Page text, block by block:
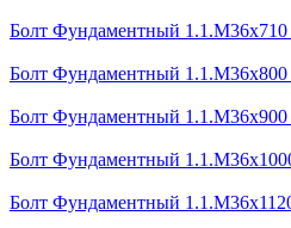
Болт Фундаментный
Болт Фундаментный
Болт Фундаментный
Болт Фундаментный
Болт Фундаментный